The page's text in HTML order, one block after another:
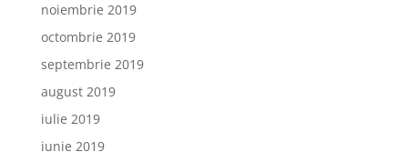
noiembrie 2019
octombrie 2019
septembrie 2019
august 2019
iulie 2019
iunie 2019